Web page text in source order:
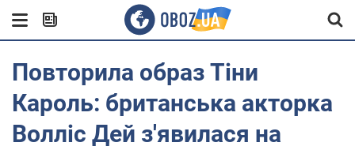
Повторила образ Тіни
Кароль: британська акторка
Волліс Дей з'явилася на